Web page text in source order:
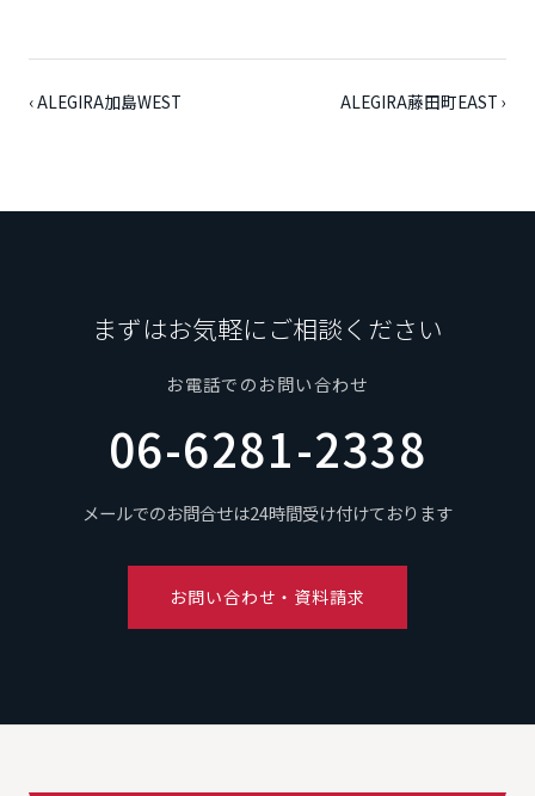
‹ ALEGIRA加島WEST ALEGIRA藤田町EAST ›
まずはお気軽にご相談ください
お電話でのお問い合わせ
06-6281-2338
メールでのお問合せは24時間受け付けております
お問い合わせ・資料請求